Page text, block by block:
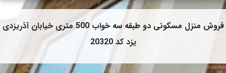
فروش منزل مسکونی دو طبقه سه خواب 500 متری خیابان آذریزدی
یزد کد 20320